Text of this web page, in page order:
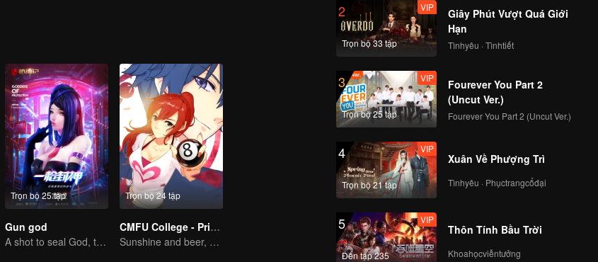
Trọn bộ 25 tập
Gun god
A shot to seal God, this is our battle!
Trọn bộ 24 tập
CMFU College - Prince Touch Ball
Sunshine and beer, great!
2
Trọn bộ 33 tập
VIP
Giây Phút Vượt Quá Giới
Hạn
Tìnhyêu · Tìnhtiết
3
Trọn bộ 25 tập
VIP
Fourever You Part 2
(Uncut Ver.)
Fourever You Part 2 (Uncut Ver.)
4
Trọn bộ 21 tập
VIP
Xuân Về Phượng Trì
Tìnhyêu · Phụctrangcổđại
5
Đến tập 235
VIP
Thôn Tính Bầu Trời
Khoahọcviễntưởng